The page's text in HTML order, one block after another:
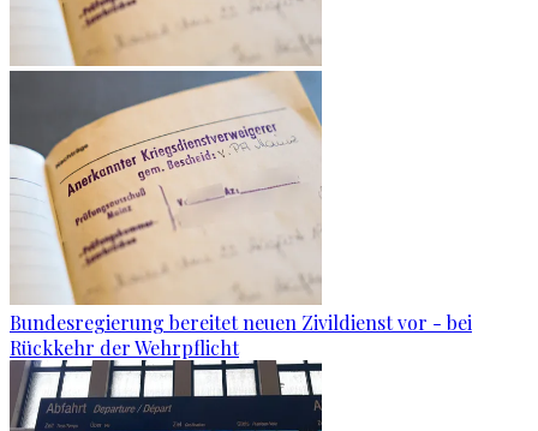
Bundesregierung bereitet neuen Zivildienst vor - bei
Rückkehr der Wehrpflicht